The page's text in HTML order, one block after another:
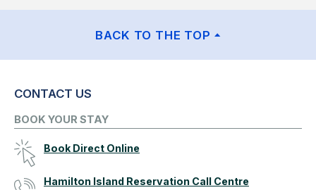
BACK TO THE TOP
CONTACT US
BOOK YOUR STAY
Book Direct Online
Hamilton Island Reservation Call Centre